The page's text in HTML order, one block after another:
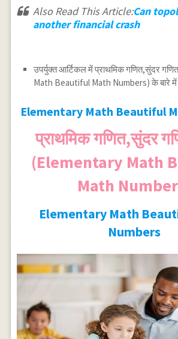
Also Read This Article:Can
another financial crash
उपर्युक्त आर्टिकल में प्राथमिक गणित,सुंदर
Math Beautiful Math Numbers) के बारे में
Elementary Math Beautiful
प्राथमिक गणित,सुंदर
(Elementary Math
Math
Elementary Math
Numbers